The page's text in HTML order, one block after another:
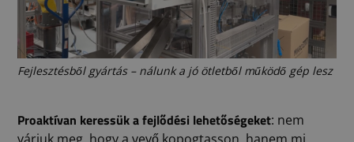
Fejlesztésből gyártás – nálunk a jó ötletből működő gép lesz
Proaktívan keressük a fejlődési lehetőségeket: nem